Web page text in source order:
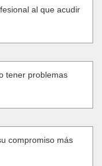
al que acudir
tener problemas
compromiso más